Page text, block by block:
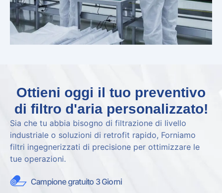
Ottieni oggi il tuo preventivo
di filtro d'aria personalizzato!
Sia che tu abbia bisogno di filtrazione di livello
industriale o soluzioni di retrofit rapido, Forniamo
filtri ingegnerizzati di precisione per ottimizzare le
tue operazioni.
Campione gratuito 3 Giorni